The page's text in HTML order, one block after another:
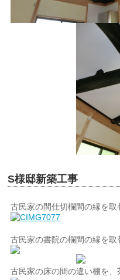
S様邸新築工事
古民家の間仕切欄間の縁を
古民家の書院の欄間の縁を
古民家の床の間の違い棚を、